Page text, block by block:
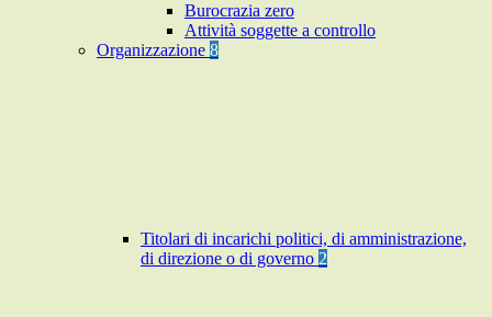
Burocrazia zero
Attività soggette a controllo
Organizzazione 8
Titolari di incarichi politici, di amministrazione,
di direzione o di governo 2